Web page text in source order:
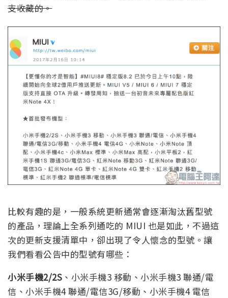
支收藏的。
比較有趣的是，一般系統更新通常會逐漸淘汰舊型號
的產品，理論上全系列通吃的 MIUI 也是如此，不過這
次的更新支援清單中，卻出現了令人懷念的型號。讓
我們看看公告中的型號有哪些：
小米手機2/2S 、小米手機3 移動、小米手機3 聯通/電
信、小米手機4 聯通/電信3G/移動、小米手機4 電信